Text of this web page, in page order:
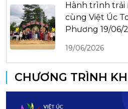
Hành trình trải
cùng Việt Úc
Phương 19/06/
19/06/2026
CHƯƠNG TRÌNH